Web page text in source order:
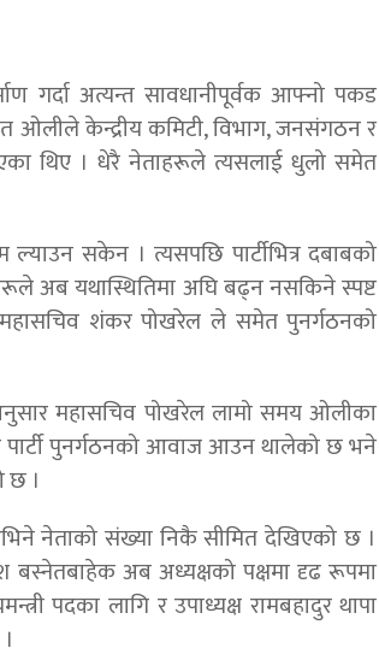
गर्दा अत्यन्त सावधानीपूर्वक आफ्नो पकड
ओलीले केन्द्रीय कमिटी, विभाग, जनसंगठन र
थिए । धेरै नेताहरूले त्यसलाई धुलो समेत
ल्याउन सकेन । त्यसपछि पार्टीभित्र दबाबको
अब यथास्थितिमा अघि बढ्न नसकिने स्पष्ट
शंकर पोखरेल ले समेत पुनर्गठनको
महासचिव पोखरेल लामो समय ओलीका
पार्टी पुनर्गठनको आवाज आउन थालेको छ भने
छ ।
नेताको संख्या निकै सीमित देखिएको छ ।
बस्नेतबाहेक अब अध्यक्षको पक्षमा दृढ रूपमा
पदका लागि र उपाध्यक्ष रामबहादुर थापा